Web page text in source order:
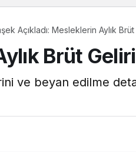
Açıkladı: Mesleklerin Aylık
Brüt Geliri
ve beyan edilme